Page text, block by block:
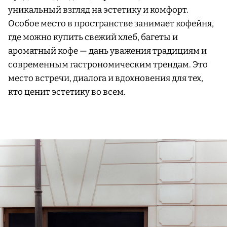
уникальный взгляд на эстетику и комфорт.
Особое место в пространстве занимает кофейня,
где можно купить свежий хлеб, багеты и
ароматный кофе — дань уважения традициям и
современным гастрономическим трендам. Это
место встречи, диалога и вдохновения для тех,
кто ценит эстетику во всем.